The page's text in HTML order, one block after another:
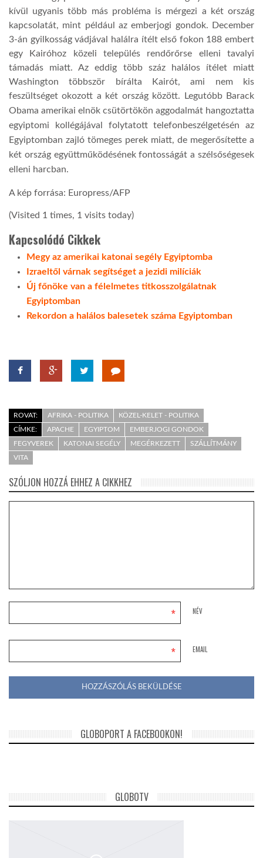
kívül ugyanis több más probléma is mérgezi a két ország
kapcsolatát, mint például az emberjogi gondok. December
3-án gyilkosság vádjával halálra ítélt első fokon 188 embert
egy Kairóhoz közeli település rendőrőrse elleni tavalyi
támadás miatt. Az eddig több száz halálos ítélet miatt
Washington többször bírálta Kairót, ami nem kis
feszültséget okozott a két ország között. Legutóbb Barack
Obama amerikai elnök csütörtökön aggodalmát hangoztatta
egyiptomi kollégájával folytatott telefonbeszélgetésén az
Egyiptomban zajló tömeges perek miatt, de megerősítette a
két ország együttműködésének fontosságát a szélsőségesek
elleni harcban.
A kép forrása: Europress/AFP
(Visited 1 times, 1 visits today)
Kapcsolódó Cikkek
Megy az amerikai katonai segély Egyiptomba
Izraeltől várnak segítséget a jezidi milíciák
Új főnöke van a félelmetes titkosszolgálatnak
Egyiptomban
Rekordon a halálos balesetek száma Egyiptomban
ROVAT: AFRIKA - POLITIKA
KÖZEL-KELET - POLITIKA
CÍMKE:
APACHE EGYIPTOM
EMBERJOGI GONDOK
FEGYVEREK
KATONAI SEGÉLY MEGÉRKEZETT
SZÁLLÍTMÁNY
VITA
SZÓLJON HOZZÁ EHHEZ A CIKKHEZ
NÉV
*
EMAIL
*
GLOBOPORT A FACEBOOKON!
GLOBOTV